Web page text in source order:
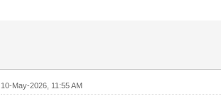
10-May-2026, 11:55 AM